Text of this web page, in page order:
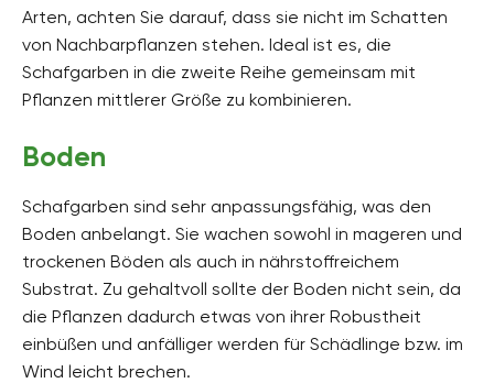
Arten, achten Sie darauf, dass sie nicht im Schatten
von Nachbarpflanzen stehen. Ideal ist es, die
Schafgarben in die zweite Reihe gemeinsam mit
Pflanzen mittlerer Größe zu kombinieren.
Boden
Schafgarben sind sehr anpassungsfähig, was den
Boden anbelangt. Sie wachen sowohl in mageren und
trockenen Böden als auch in nährstoffreichem
Substrat. Zu gehaltvoll sollte der Boden nicht sein, da
die Pflanzen dadurch etwas von ihrer Robustheit
einbüßen und anfälliger werden für Schädlinge bzw. im
Wind leicht brechen.